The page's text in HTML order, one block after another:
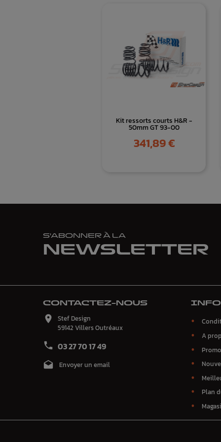
Kit ressorts courts H&R -
50mm GT 93-00
Prix
341,89 €
S'ABONNER À LA
NEWSLETTER
CONTACTEZ-NOUS

Stef Design
59142 Villers Outréaux
 03 27 70 17 49
 Envoyer un email
A
Plan